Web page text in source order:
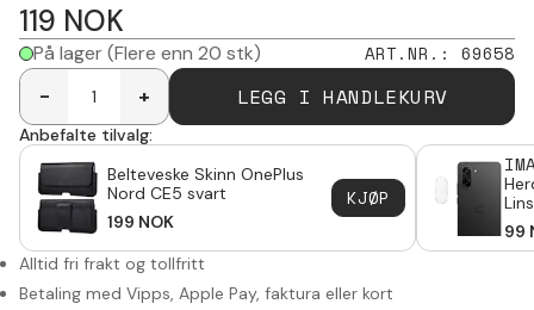
119 NOK
På lager(Flere enn 20 stk) ART.NR. : 69658
-
+ LEGG I HANDLEKURV
Anbefalte tilvalg:
Belteveske Skinn OnePlus
Nord CE5 svart
199 NOK
KJØP
99
Alltid fri frakt og tollfritt
Betaling med Vipps, Apple Pay, faktura eller kort